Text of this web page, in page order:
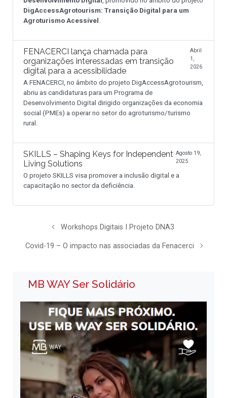
DigAccessAgrotourism: Transição Digital para um
Agroturismo Acessível
FENACERCI lança chamada para
organizações interessadas em transição
digital para a acessibilidade
Abril
1,
2026
A FENACERCI, no âmbito do projeto DigAccessAgrotourism,
abriu as candidaturas para um Programa de
Desenvolvimento Digital dirigido organizações da economia
social (PMEs) a operar no setor do agroturismo/turismo
rural.
SKILLS – Shaping Keys for Independent
Living Solutions
Agosto 19,
2025
O projeto SKILLS visa promover a inclusão digital e a
capacitação no sector da deficiência.
Workshops Digitais I Projeto DNA3
Covid-19 – O impacto nas associadas da Fenacerci
MB WAY Ser Solidário